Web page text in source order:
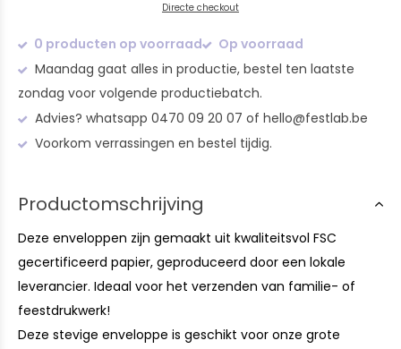
Directe checkout
0 producten op voorraad
Op voorraad
Maandag gaat alles in productie, bestel ten laatste
zondag voor volgende productiebatch.
Advies? whatsapp 0470 09 20 07 of hello@festlab.be
Voorkom verrassingen en bestel tijdig.
Productomschrijving
Deze enveloppen zijn gemaakt uit kwaliteitsvol FSC
gecertificeerd papier, geproduceerd door een lokale
leverancier. Ideaal voor het verzenden van familie- of
feestdrukwerk!
Deze stevige enveloppe is geschikt voor onze grote